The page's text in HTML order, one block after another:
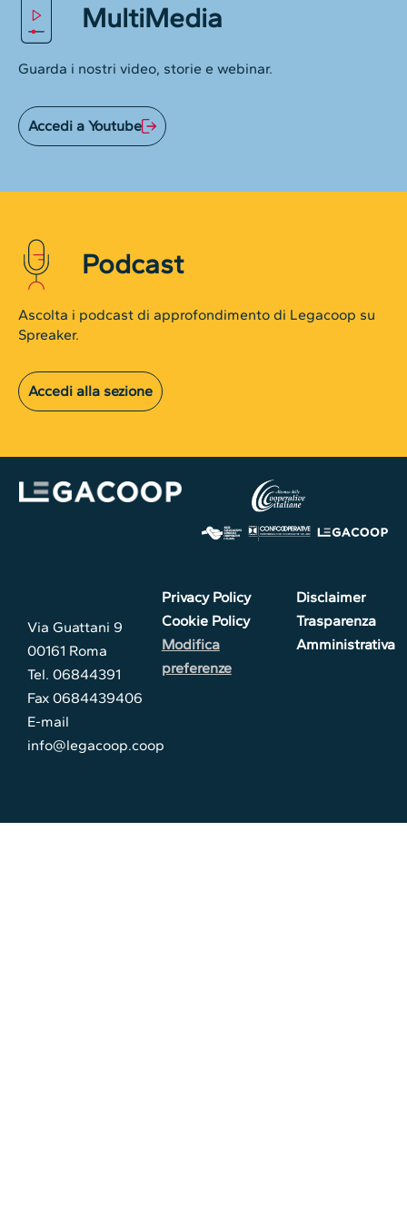
MultiMedia
Guarda i nostri video, storie e webinar.
Accedi a Youtube
Podcast
Ascolta i podcast di approfondimento di Legacoop su
Spreaker.
Accedi alla sezione
Via Guattani 9
00161 Roma
Tel. 06844391
Fax 0684439406
E-mail
info@legacoop.coop
Privacy Policy
Cookie Policy
Modifica
preferenze
Disclaimer
Trasparenza
Amministrativa